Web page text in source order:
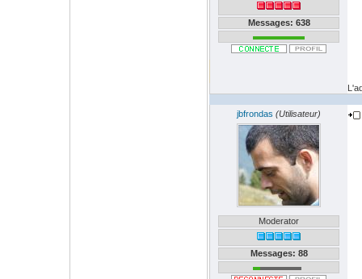
Messages: 638
jbfrondas (Utilisateur)
Moderator
Messages: 88